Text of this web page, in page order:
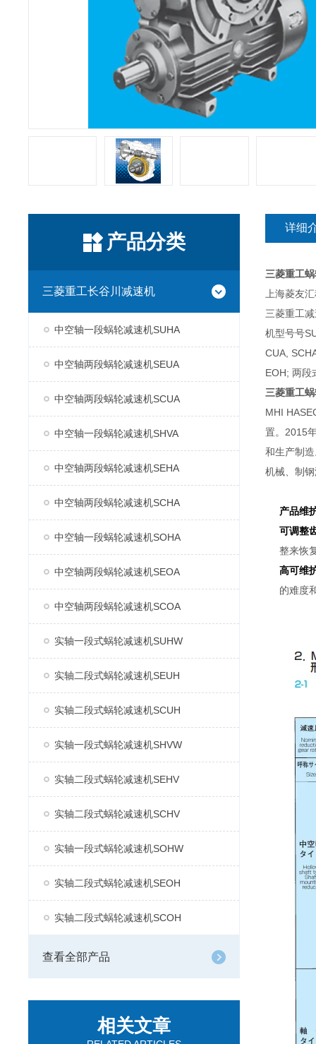
产品分类
三菱重工长谷川减速机
中空轴一段蜗轮减速机SUHA
中空轴两段蜗轮减速机SEUA
中空轴两段蜗轮减速机SCUA
中空轴一段蜗轮减速机SHVA
中空轴两段蜗轮减速机SEHA
中空轴两段蜗轮减速机SCHA
中空轴一段蜗轮减速机SOHA
中空轴两段蜗轮减速机SEOA
中空轴两段蜗轮减速机SCOA
实轴一段式蜗轮减速机SUHW
实轴二段式蜗轮减速机SEUH
实轴二段式蜗轮减速机SCUH
实轴一段式蜗轮减速机SHVW
实轴二段式蜗轮减速机SEHV
实轴二段式蜗轮减速机SCHV
实轴一段式蜗轮减速机SOHW
实轴二段式蜗轮减速机SEOH
实轴二段式蜗轮减速机SCOH
查看全部产品
相关文章
详细
三菱重工
上海菱友
三菱重工
机型号号
CUA,
EOH; 两段
三菱重工
MHI
置。2015
和生产制
机械、制
产品维
可调整
整来恢
高可维
的难度